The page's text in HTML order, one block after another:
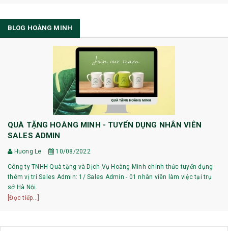
BLOG HOÀNG MINH
QUÀ TẶNG HOÀNG MINH - TUYỂN DỤNG NHÂN VIÊN
SALES ADMIN
Huong Le 10/08/2022
Công ty TNHH Quà tặng và Dịch Vụ Hoàng Minh chính thức tuyển dụng
thêm vị trí Sales Admin: 1/ Sales Admin - 01 nhân viên làm việc tại trụ
sở Hà Nội.
[Đọc tiếp...]